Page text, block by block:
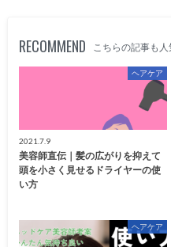
RECOMMEND こちらの記事も人
ヘアケア
2021.7.9
美容師直伝｜髪の広がりを抑えて
頭を小さく見せるドライヤーの使
い方
ヘアケア